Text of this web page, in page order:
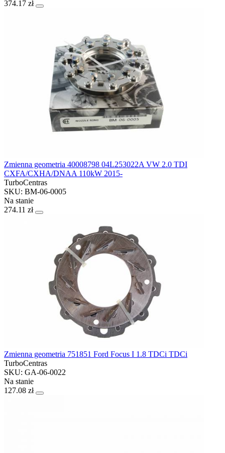
374.17 zł
Zmienna geometria 40008798 04L253022A VW 2.0 TDI
CXFA/CXHA/DNAA 110kW 2015-
TurboCentras
SKU: BM-06-0005
Na stanie
274.11 zł
Zmienna geometria 751851 Ford Focus I 1.8 TDCi TDCi
TurboCentras
SKU: GA-06-0022
Na stanie
127.08 zł